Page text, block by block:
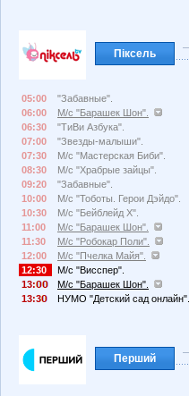
Піксель
05:00
"Забавные".
06:00
М/с "Барашек Шон".
06:30
"ТиВи Азбука".
07:00
"Звезды-малыши".
07:30
М/с "Мастерская Биби".
08:30
М/с "Храбрые зайцы".
09:20
"Забавные".
10:00
М/с "Тоботы. Герои Дэйдо".
10:30
М/с "Бейблейд X".
11:00
М/с "Барашек Шон".
11:30
М/с "Робокар Поли".
12:00
М/с "Пчелка Майя".
12:30
М/с "Висспер".
13:
М/с "Барашек Шон".
13:3
НУМО "Детский сад онлайн".
Перший